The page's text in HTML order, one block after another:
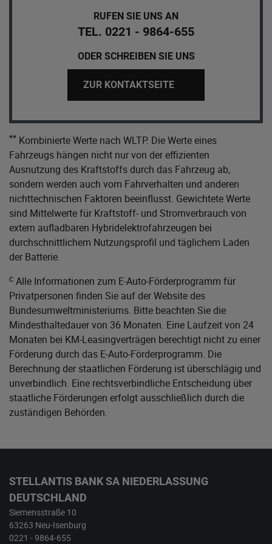
RUFEN SIE UNS AN
TEL. 0221 - 9864-655
ODER SCHREIBEN SIE UNS
ZUR KONTAKTSEITE
** Kombinierte Werte nach WLTP. Die Werte eines
Fahrzeugs hängen nicht nur von der effizienten
Ausnutzung des Kraftstoffs durch das Fahrzeug ab,
sondern werden auch vom Fahrverhalten und anderen
nichttechnischen Faktoren beeinflusst. Gewichtete Werte
sind Mittelwerte für Kraftstoff- und Stromverbrauch von
extern aufladbaren Hybridelektrofahrzeugen bei
durchschnittlichem Nutzungsprofil und täglichem Laden
der Batterie.
c Alle Informationen zum E-Auto-Förderprogramm für
Privatpersonen finden Sie auf der Website des
Bundesumweltministeriums. Bitte beachten Sie die
Mindesthaltedauer von 36 Monaten. Eine Laufzeit von 24
Monaten bei KM-Leasingverträgen berechtigt nicht zu einer
Förderung durch das E-Auto-Förderprogramm. Die
Berechnung der staatlichen Förderung ist überschlägig und
unverbindlich. Eine rechtsverbindliche Entscheidung über
staatliche Förderungen erfolgt ausschließlich durch die
zuständigen Behörden.
STELLANTIS BANK SA NIEDERLASSUNG
DEUTSCHLAND
Siemensstraße 10
63263 Neu-Isenburg
0221 - 9864-655